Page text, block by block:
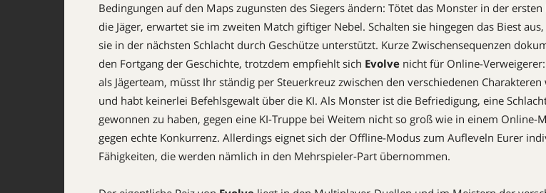
Bedingungen auf den Maps zugunsten des Siegers ändern: Tötet das Monster in der
die Jäger, erwartet sie im zweiten Match giftiger Nebel. Schalten sie hingegen das Biest
sie in der nächsten Schlacht durch Geschütze unterstützt. Kurze Zwischensequenzen
den Fortgang der Geschichte, trotzdem empfiehlt sich Evolve nicht für Online-
als Jägerteam, müsst Ihr ständig per Steuerkreuz zwischen den verschiedenen Charakteren
und habt keinerlei Befehlsgewalt über die KI. Als Monster ist die Befriedigung, eine
gewonnen zu haben, gegen eine KI-Truppe bei Weitem nicht so groß wie in einem Online-
gegen echte Konkurrenz. Allerdings eignet sich der Offline-Modus zum Aufleveln Eurer
Fähigkeiten, die werden nämlich in den Mehrspieler-Part übernommen.